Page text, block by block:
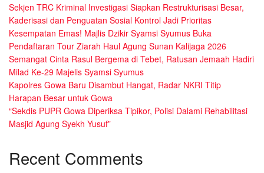
Sekjen TRC Kriminal Investigasi Siapkan Restrukturisasi Besar,
Kaderisasi dan Penguatan Sosial Kontrol Jadi Prioritas
Kesempatan Emas! Majlis Dzikir Syamsi Syumus Buka
Pendaftaran Tour Ziarah Haul Agung Sunan Kalijaga 2026
Semangat Cinta Rasul Bergema di Tebet, Ratusan Jemaah Hadiri
Milad Ke-29 Majelis Syamsi Syumus
Kapolres Gowa Baru Disambut Hangat, Radar NKRI Titip
Harapan Besar untuk Gowa
“Sekdis PUPR Gowa Diperiksa Tipikor, Polisi Dalami Rehabilitasi
Masjid Agung Syekh Yusuf”
Recent Comments